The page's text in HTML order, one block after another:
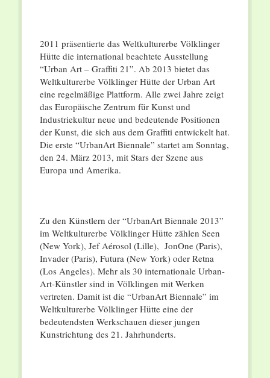
2011 präsentierte das Weltkulturerbe Völklinger
Hütte die international beachtete Ausstellung
“Urban Art – Graffiti 21”. Ab 2013 bietet das
Weltkulturerbe Völklinger Hütte der Urban Art
eine regelmäßige Plattform. Alle zwei Jahre zeigt
das Europäische Zentrum für Kunst und
Industriekultur neue und bedeutende Positionen
der Kunst, die sich aus dem Graffiti entwickelt hat.
Die erste “UrbanArt Biennale” startet am Sonntag,
den 24. März 2013, mit Stars der Szene aus
Europa und Amerika.
Zu den Künstlern der “UrbanArt Biennale 2013”
im Weltkulturerbe Völklinger Hütte zählen Seen
(New York), Jef Aérosol (Lille), JonOne (Paris),
Invader (Paris), Futura (New York) oder Retna
(Los Angeles). Mehr als 30 internationale Urban-
Art-Künstler sind in Völklingen mit Werken
vertreten. Damit ist die “UrbanArt Biennale” im
Weltkulturerbe Völklinger Hütte eine der
bedeutendsten Werkschauen dieser jungen
Kunstrichtung des 21. Jahrhunderts.